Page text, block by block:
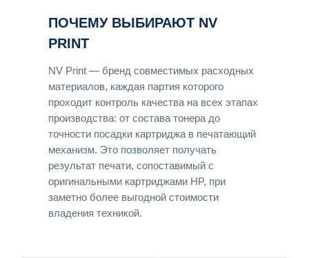
ПОЧЕМУ ВЫБИРАЮТ NV
PRINT
NV Print — бренд совместимых расходных
материалов, каждая партия которого
проходит контроль качества на всех этапах
производства: от состава тонера до
точности посадки картриджа в печатающий
механизм. Это позволяет получать
результат печати, сопоставимый с
оригинальными картриджами HP, при
заметно более выгодной стоимости
владения техникой.